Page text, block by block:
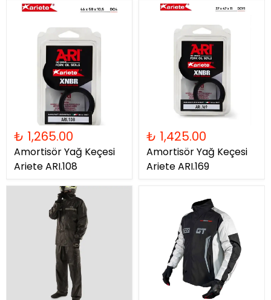
₺ 1,265.00
Amortisör Yağ Keçesi
Ariete ARI.108
₺ 1,425.00
Amortisör Yağ Keçesi
Ariete ARI.169